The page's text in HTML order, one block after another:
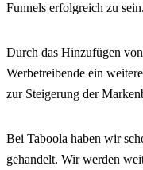
Funnels erfolgreich zu sein.
Durch das Hinzufügen
Werbetreibende ein
zur Steigerung der
Bei Taboola haben wir
gehandelt. Wir werden